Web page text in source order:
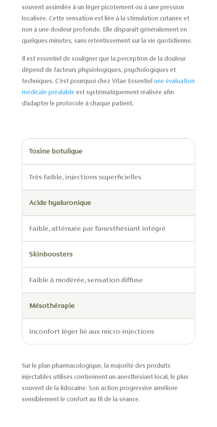
souvent assimilée à un léger picotement ou à une pression
localisée. Cette sensation est liée à la stimulation cutanée et
non à une douleur profonde. Elle disparaît généralement en
quelques minutes, sans retentissement sur la vie quotidienne.
Il est essentiel de souligner que la perception de la douleur
dépend de facteurs physiologiques, psychologiques et
techniques. C’est pourquoi chez Vitae Essentiel une évaluation
médicale préalable est systématiquement réalisée afin
d’adapter le protocole à chaque patient.
Toxine botulique
Très faible, injections superficielles
Acide hyaluronique
Faible, atténuée par l’anesthésiant intégré
Skinboosters
Faible à modérée, sensation diffuse
Mésothérapie
Inconfort léger lié aux micro-injections
Sur le plan pharmacologique, la majorité des produits
injectables utilisés contiennent un anesthésiant local, le plus
souvent de la lidocaïne. Son action progressive améliore
sensiblement le confort au fil de la séance.